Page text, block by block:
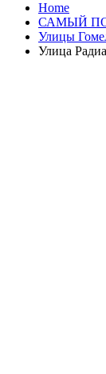
Home
САМЫЙ
Улицы
Улица